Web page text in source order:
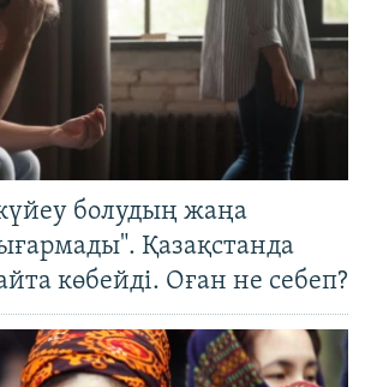
болудың жаңа
Қазақстанда
көбейді. Оған не себеп?